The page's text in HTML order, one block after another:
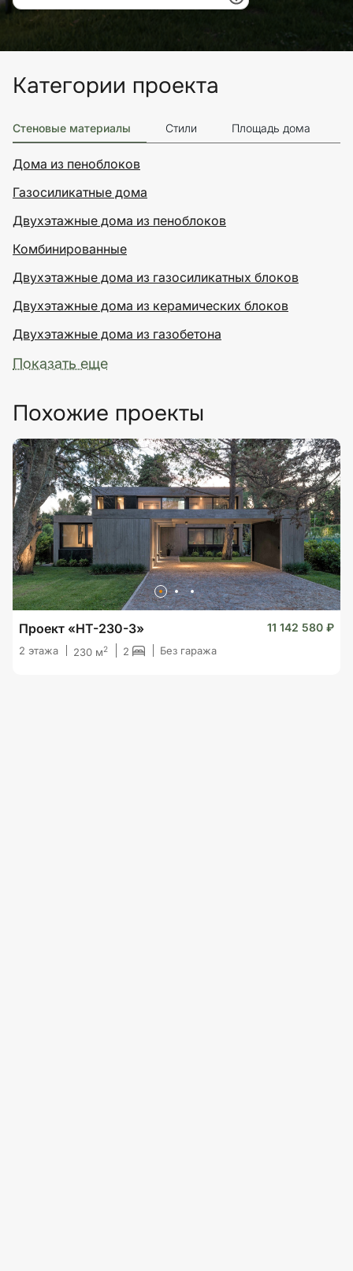
Категории проекта
Стеновые материалы Стили Площадь дома
Дома из пеноблоков
Газосиликатные дома
Двухэтажные дома из пеноблоков
Комбинированные
Двухэтажные дома из газосиликатных блоков
Двухэтажные дома из керамических блоков
Двухэтажные дома из газобетона
Показать еще
Похожие проекты
Проект «HT-230-3» 11 142 580 ₽
2 этажа 230 м2 2 Без гаража